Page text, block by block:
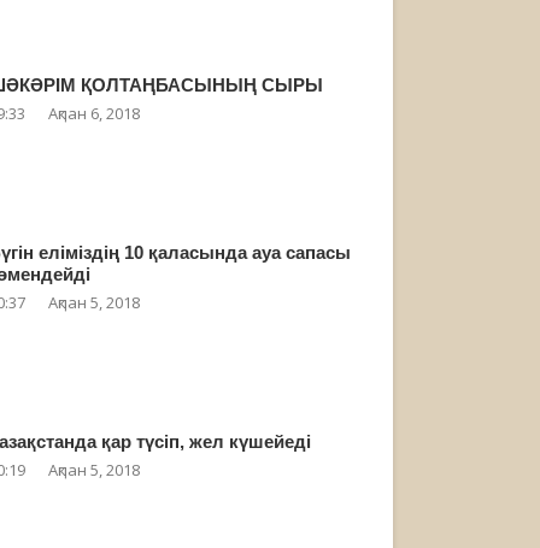
ҚОЛТАҢБАСЫНЫҢ СЫРЫ
Ақпан 6, 2018
еліміздің 10 қаласында ауа сапасы
Ақпан 5, 2018
қар түсіп, жел күшейеді
Ақпан 5, 2018